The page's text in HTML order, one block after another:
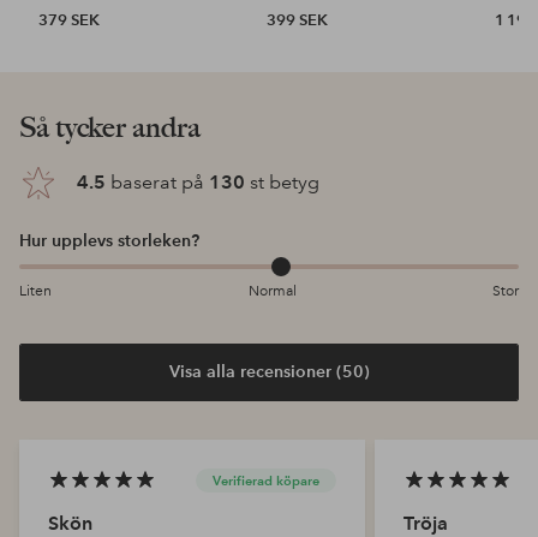
379 SEK
399 SEK
1 199
Så tycker andra
4.5 baserat på 130 st betyg
Hur upplevs storleken?
Liten Normal Stor
Visa alla recensioner (50)
Verifierad köpare
Skön Tröja